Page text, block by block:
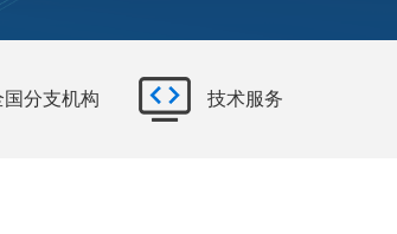
国分支机构 技术服务